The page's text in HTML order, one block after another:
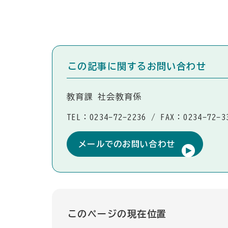
この記事に関するお問い合わせ
教育課 社会教育係
TEL：0234-72-2236 / FAX：0234-72-
メールでのお問い合わせ
このページの現在位置